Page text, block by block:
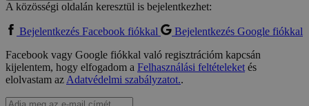
A közösségi oldalán keresztül is bejelentkezhet:
Bejelentkezés Facebook fiókkal
Bejelentkezés Google fiókkal
Facebook vagy Google fiókkal való regisztrációm kapcsán
kijelentem, hogy elfogadom a Felhasználási feltételeketés
elolvastam azAdatvédelmi szabályzatot..